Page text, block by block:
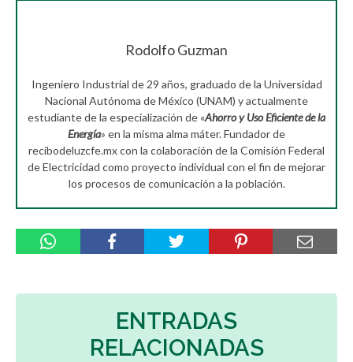
Rodolfo Guzman
Ingeniero Industrial de 29 años, graduado de la Universidad
Nacional Autónoma de México (UNAM) y actualmente
estudiante de la especialización de «Ahorro y Uso Eficiente de la
Energía» en la misma alma máter. Fundador de
recibodeluzcfe.mx con la colaboración de la Comisión Federal
de Electricidad como proyecto individual con el fin de mejorar
los procesos de comunicación a la población.
ENTRADAS
RELACIONADAS